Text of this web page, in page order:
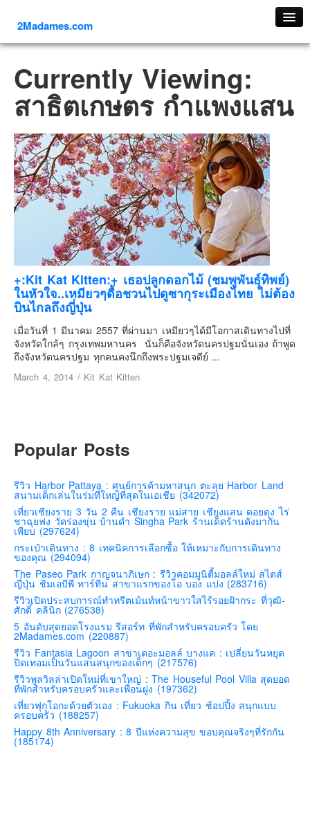
2Madames.com
ภาคเหนือ
ภาคใต้
ภาคกลาง
ภาคตะวันตก
ภาคอีสาน
ทริปต่างประเทศ
รัสเซีย
อิตาลี
ตุรกี-ตุรเคีย
เยอรมัน
ฝรั่งเศส
ออสเตรีย
สาธารณรัฐเช็ก
เบลเยี่ยม
โปรตุเกส
สเปน
โครเอเชีย
สโลเวเนีย
มอนเตรเนโกร
บอสเนียและเฮอร์เซโกวีน่า
ญี่ปุ่น
คันโต-โตเกียวและรอบๆ
คันไซ-โอซาก้า เกียวโต
คิวชู – ฟุกุโอกะ ซางะ เปปปุ ยุฟุอิน นางาซากิ
ฟูจิ
ฮอกไกโด
เอเชีย
Currently Viewing:
สาธิตเกษตร กําแพงแสน
+:Kit Kat Kitten:+ เธอปลูกดอกไม้ (ชมพูพันธุ์ทิพย์)
ในหัวใจ..เหมียวๆดื้อชวนไปดูซากุระเมืองไทย ไม่ต้อง
บินไกลถึงญี่ปุ่น
เมื่อวันที่ 1 มีนาคม 2557 ที่ผ่านมา เหมียวๆได้มีโอกาสเดินทางไปที่
จังหวัดใกล้ๆ กรุงเทพมหานคร นั่นก็คือจังหวัดนครปฐมนั่นเอง ถ้าพูด
ถึงจังหวัดนครปฐม ทุกคนคงนึกถึงพระปฐมเจดีย์ ...
March 4, 2014 / Kit Kat Kitten
Popular Posts
รีวิว Harbor Pattaya : ศูนย์การค้ามหาสนุก ตะลุย Harbor Land
สนามเด็กเล่นในร่มที่ใหญ่ที่สุดในเอเชีย (342072)
เที่ยวเชียงราย 3 วัน 2 คืน เชียงราย แม่สาย เชียงแสน ดอยตุง ไร่
ชาฉุยฟง วัดร่องขุ่น บ้านดำ Singha Park ร้านเด็ดร้านดังมากัน
เพียบ (297624)
กระเป๋าเดินทาง : 8 เทคนิคการเลือกซื้อ ให้เหมาะกับการเดินทาง
ของคุณ (294094)
The Paseo Park กาญจนาภิเษก : รีวิวคอมมูนิตี้มอลล์ใหม่ สไตส์
ญี่ปุ่น ชิมเอบีพี ทาร์ทีน สาขาแรกของโอ บอง แปง (283716)
รีวิวเปิดประสบการณ์ทำทรีตเม้นท์หน้าขาวใสไร้รอยฝ้ากระ ที่วุฒิ-
ศักดิ์ คลินิก (276538)
5 อันดับสุดยอดโรงแรม รีสอร์ท ที่พักสำหรับครอบครัว โดย
2Madames.com (220887)
รีวิว Fantasia Lagoon สาขาเดอะมอลล์ บางแค : เปลี่ยนวันหยุด
ปิดเทอมเป็นวันแสนสนุกของเด็กๆ (217576)
รีวิวพูลวิลล่าเปิดใหม่ที่เขาใหญ่ : The Houseful Pool Villa สุดยอด
ที่พักสำหรับครอบครัวและเพื่อนฝูง (197362)
เที่ยวฟุกุโอกะด้วยตัวเอง : Fukuoka กิน เที่ยว ช้อปปิ้ง สนุกแบบ
ครอบครัว (188257)
Happy 8th Anniversary : 8 ปีแห่งความสุข ขอบคุณจริงๆที่รักกัน
(185174)